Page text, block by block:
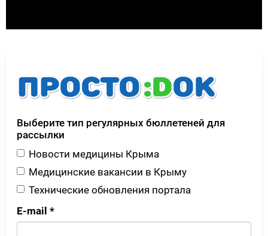
Выберите тип регулярных бюллетеней для
рассылки
Новости медицины Крыма
Медицинские вакансии в Крыму
Технические обновления портала
E-mail *